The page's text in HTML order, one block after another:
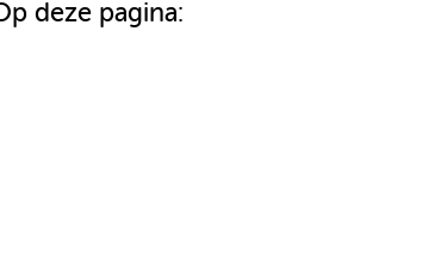
deze pagina: